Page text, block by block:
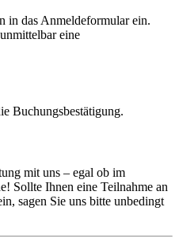
in das Anmeldeformular ein.
eine
Buchungsbestätigung.
mit uns – egal ob im
Sollte Ihnen eine Teilnahme an
sagen Sie uns bitte unbedingt